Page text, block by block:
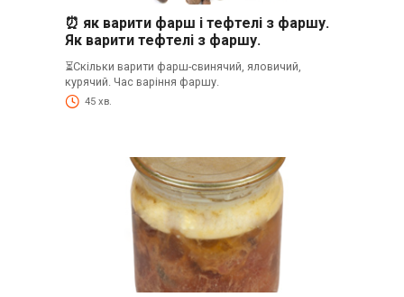
⏰ як варити фарш і тефтелі з фаршу.
Як варити тефтелі з фаршу.
⏳Скільки варити фарш-свинячий, яловичий,
курячий. Час варіння фаршу.
45 хв.